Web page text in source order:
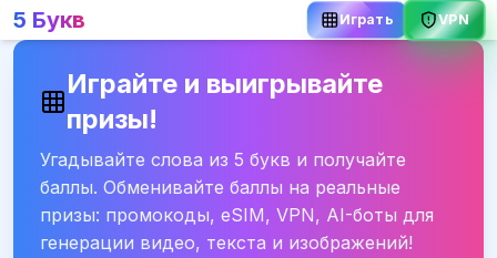
5 Букв Играть VPN
Играйте и выигрывайте
призы!
Угадывайте слова из 5 букв и получайте
баллы. Обменивайте баллы на реальные
призы: промокоды, eSIM, VPN, AI-боты для
генерации видео, текста и изображений!